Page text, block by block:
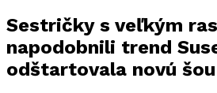
Sestričky s veľkým
napodobnili trend
odštartovala novú šou